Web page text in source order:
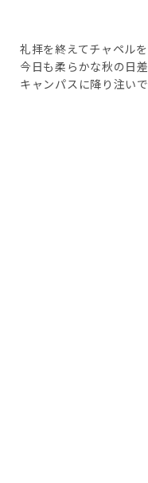
礼拝を終えてチャペルを
今日も柔らかな秋の日
キャンパスに降り注いで